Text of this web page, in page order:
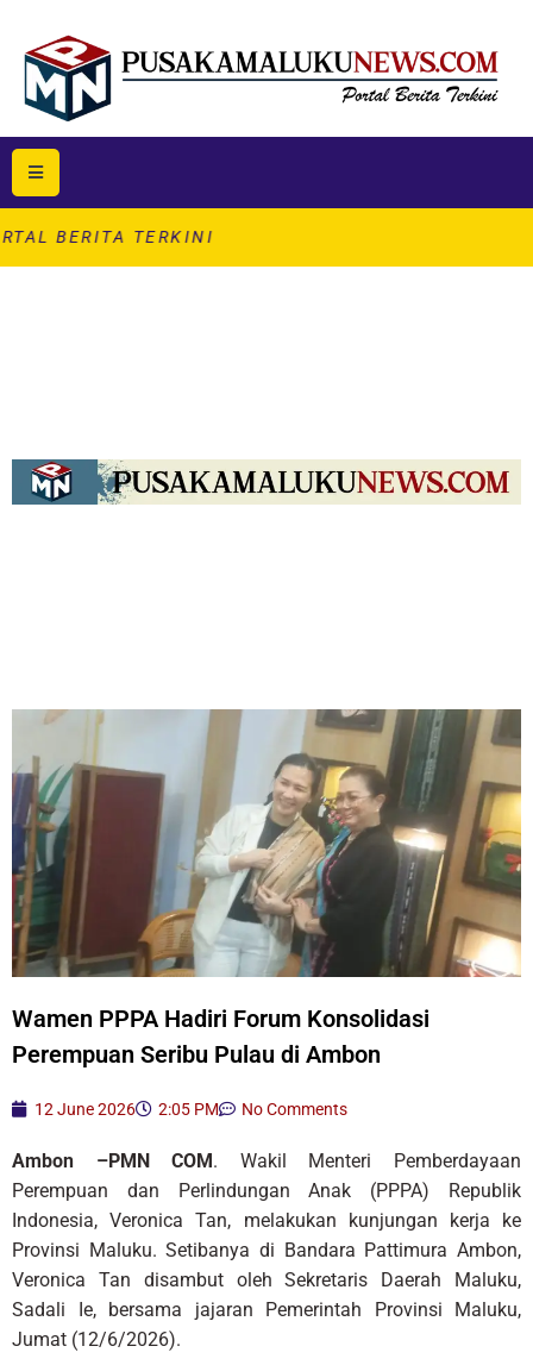
TERKINI
Wamen PPPA Hadiri Forum Konsolidasi
Perempuan Seribu Pulau di Ambon
12 June 2026 2:05 PM No Comments
Ambon –PMN COM . Wakil Menteri Pemberdayaan
Perempuan dan Perlindungan Anak (PPPA) Republik
Indonesia, Veronica Tan, melakukan kunjungan kerja ke
Provinsi Maluku. Setibanya di Bandara Pattimura Ambon,
Veronica Tan disambut oleh Sekretaris Daerah Maluku,
Sadali Ie, bersama jajaran Pemerintah Provinsi Maluku,
Jumat (12/6/2026).